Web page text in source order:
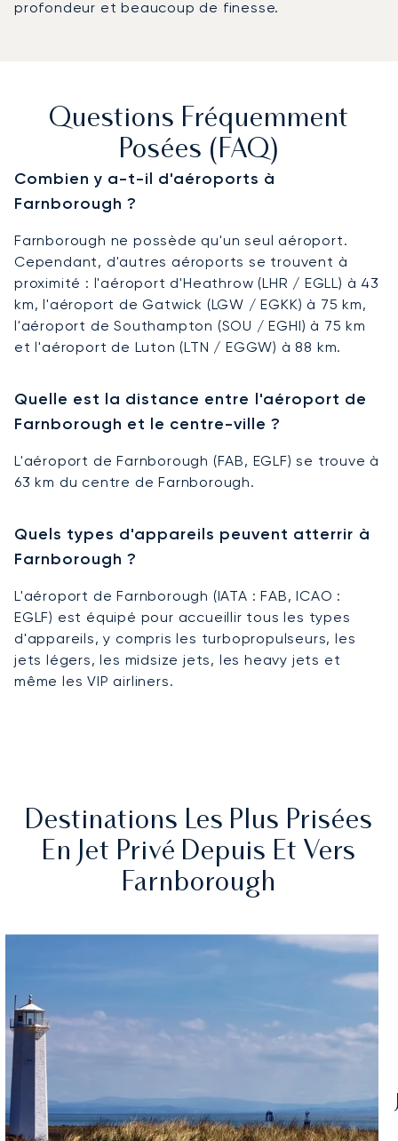
profondeur et beaucoup de finesse.
Questions Fréquemment
Posées (FAQ)
Combien y a-t-il d'aéroports à
Farnborough ?
Farnborough ne possède qu'un seul aéroport.
Cependant, d'autres aéroports se trouvent à
proximité : l'aéroport d'Heathrow (LHR / EGLL) à 43
km, l'aéroport de Gatwick (LGW / EGKK) à 75 km,
l'aéroport de Southampton (SOU / EGHI) à 75 km
et l'aéroport de Luton (LTN / EGGW) à 88 km.
Quelle est la distance entre l'aéroport de
Farnborough et le centre-ville ?
L'aéroport de Farnborough (FAB, EGLF) se trouve à
63 km du centre de Farnborough.
Quels types d'appareils peuvent atterrir à
Farnborough ?
L'aéroport de Farnborough (IATA : FAB, ICAO :
EGLF) est équipé pour accueillir tous les types
d'appareils, y compris les turbopropulseurs, les
jets légers, les midsize jets, les heavy jets et
même les VIP airliners.
Destinations Les Plus Prisées
En Jet Privé Depuis Et Vers
Farnborough